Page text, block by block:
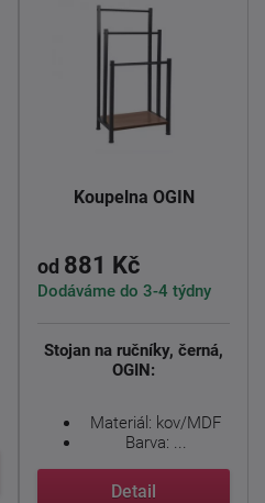
Koupelna OGIN
od 881 Kč
Dodáváme do 3-4 týdny
Stojan na ručníky, černá,
OGIN:
Materiál: kov/MDF
Barva: ...
Detail